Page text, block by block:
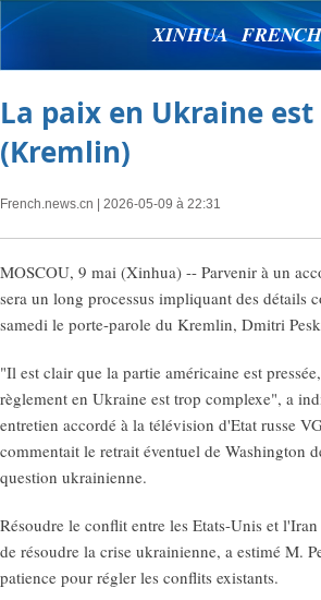
XINHUA
La paix en Ukraine
(Kremlin)
French.news.cn | 2026-05-09 à 22:31
MOSCOU, 9 mai (Xinhua) -- Parvenir à un
sera un long processus impliquant des détails
samedi le porte-parole du Kremlin, Dmitri
"Il est clair que la partie américaine est
règlement en Ukraine est trop complexe", a
entretien accordé à la télévision d'Etat russe
commentait le retrait éventuel de Washington
question ukrainienne.
Résoudre le conflit entre les Etats-Unis et
de résoudre la crise ukrainienne, a estimé M.
patience pour régler les conflits existants.